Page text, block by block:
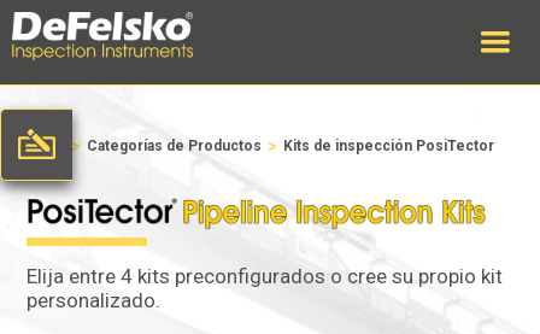
Inicio > Categorías de Productos > Kits de inspección PosiTector
Elija entre 4 kits preconfigurados o cree su propio kit
personalizado.